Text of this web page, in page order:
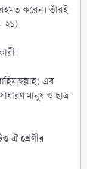
রহমত করেন। তাঁরই
২১)।
এর
মানুষ ও ছাত্র
ঐ শ্রেণীর